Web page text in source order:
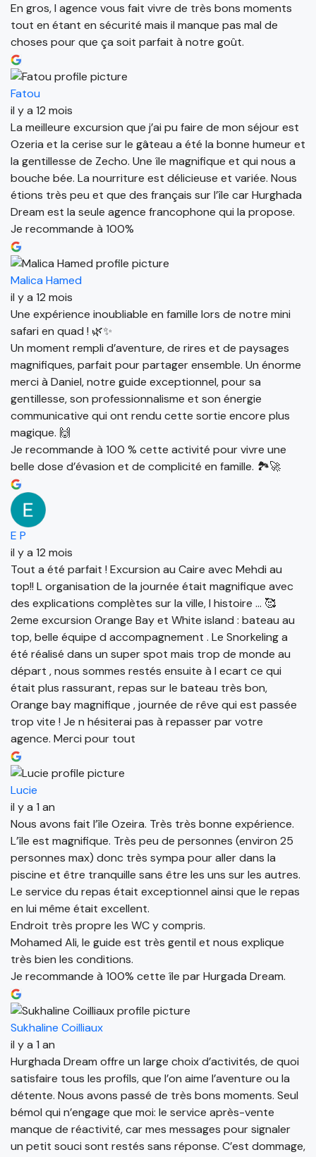
En gros, l agence vous fait vivre de très bons moments
tout en étant en sécurité mais il manque pas mal de
choses pour que ça soit parfait à notre goût.
Fatou
il y a 12 mois
La meilleure excursion que j’ai pu faire de mon séjour est
Ozeria et la cerise sur le gâteau a été la bonne humeur et
la gentillesse de Zecho. Une île magnifique et qui nous a
bouche bée. La nourriture est délicieuse et variée. Nous
étions très peu et que des français sur l’île car Hurghada
Dream est la seule agence francophone qui la propose.
Je recommande à 100%
Malica Hamed
il y a 12 mois
Une expérience inoubliable en famille lors de notre mini
safari en quad ! 🌿✨
Un moment rempli d’aventure, de rires et de paysages
magnifiques, parfait pour partager ensemble. Un énorme
merci à Daniel, notre guide exceptionnel, pour sa
gentillesse, son professionnalisme et son énergie
communicative qui ont rendu cette sortie encore plus
magique. 🙌
Je recommande à 100 % cette activité pour vivre une
belle dose d’évasion et de complicité en famille. 🏞️🚀
E P
il y a 12 mois
Tout a été parfait ! Excursion au Caire avec Mehdi au
top!! L organisation de la journée était magnifique avec
des explications complètes sur la ville, l histoire … 🥰
2eme excursion Orange Bay et White island : bateau au
top, belle équipe d accompagnement . Le Snorkeling a
été réalisé dans un super spot mais trop de monde au
départ , nous sommes restés ensuite à l ecart ce qui
était plus rassurant, repas sur le bateau très bon,
Orange bay magnifique , journée de rêve qui est passée
trop vite ! Je n hésiterai pas à repasser par votre
agence. Merci pour tout
Lucie
il y a 1 an
Nous avons fait l’île Ozeira. Très très bonne expérience.
L’île est magnifique. Très peu de personnes (environ 25
personnes max) donc très sympa pour aller dans la
piscine et être tranquille sans être les uns sur les autres.
Le service du repas était exceptionnel ainsi que le repas
en lui même était excellent.
Endroit très propre les WC y compris.
Mohamed Ali, le guide est très gentil et nous explique
très bien les conditions.
Je recommande à 100% cette île par Hurgada Dream.
Sukhaline Coilliaux
il y a 1 an
Hurghada Dream offre un large choix d’activités, de quoi
satisfaire tous les profils, que l’on aime l’aventure ou la
détente. Nous avons passé de très bons moments. Seul
bémol qui n’engage que moi: le service après-vente
manque de réactivité, car mes messages pour signaler
un petit souci sont restés sans réponse. C’est dommage,